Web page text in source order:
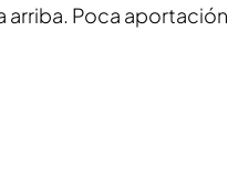
Poca aportación